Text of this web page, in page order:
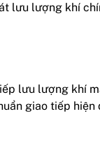
lưu lượng khí
lưu lượng khí
giao tiếp